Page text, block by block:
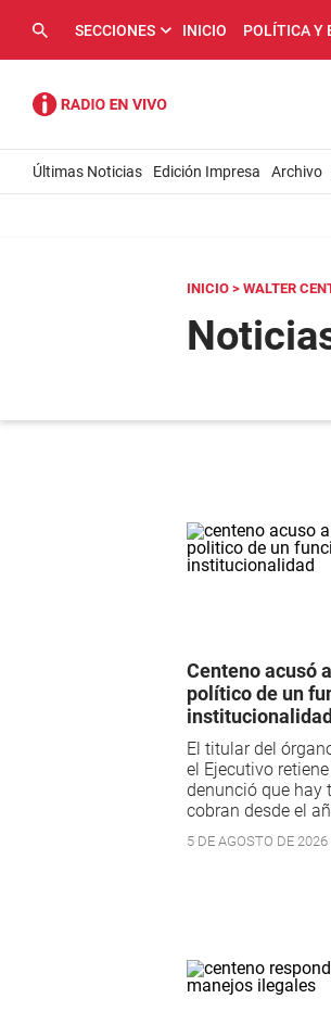
SECCIONES INICIO POLÍTICA Y
Últimas Noticias Edición Impresa Archivo
INICIO > WALTER
Centeno acusó
político de un
El titular del
el Ejecutivo
denunció que hay
cobran desde el
5 DE AGOSTO DE